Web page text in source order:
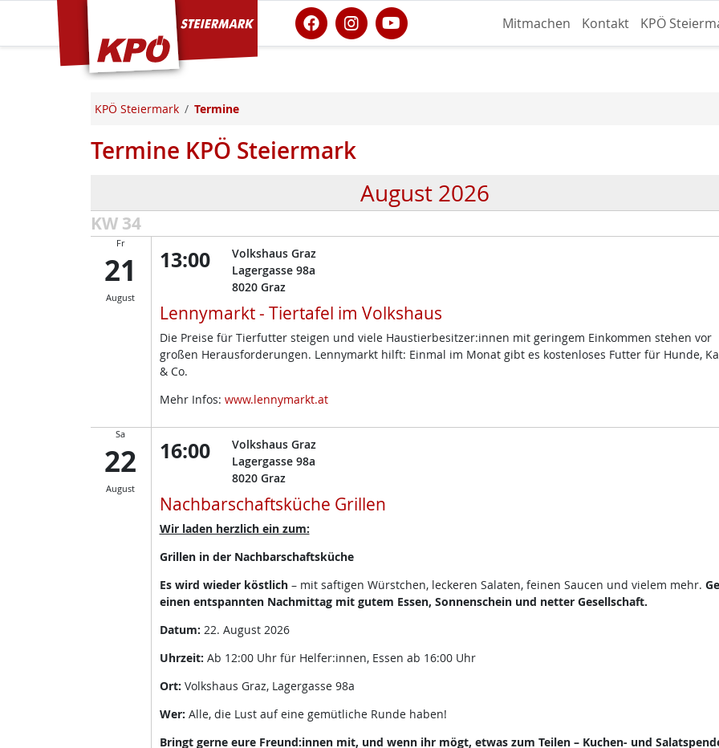
KPÖ Steiermark Mitmachen Kontakt KPÖ
KPÖ Steiermark Termine
Termine KPÖ Steiermark
August 2026
KW 34
Fr
21
August
13:00
Volkshaus Graz
Lagergasse 98a
8020 Graz
Lennymarkt - Tiertafel im Volkshaus
Die Preise für Tierfutter steigen und viele Haustierbesitzer:innen mit geringem Einkommen stehen vor
großen Herausforderungen. Lennymarkt hilft: Einmal im Monat gibt es kostenloses Futter für Hunde,
& Co.
Mehr Infos: www.lennymarkt.at
Sa
22
August
16:00
Volkshaus Graz
Lagergasse 98a
8020 Graz
Nachbarschaftsküche Grillen
Wir laden herzlich ein zum:
Grillen in der Nachbarschaftsküche
Es wird wieder köstlich – mit saftigen Würstchen, leckeren Salaten, feinen Saucen und vielem mehr.
einen entspannten Nachmittag mit gutem Essen, Sonnenschein und netter Gesellschaft.
Datum: 22. August 2026
Uhrzeit: Ab 12:00 Uhr für Helfer:innen, Essen ab 16:00 Uhr
Ort: Volkshaus Graz, Lagergasse 98a
Wer: Alle, die Lust auf eine gemütliche Runde haben!
Bringt gerne eure Freund:innen mit, und wenn ihr mögt, etwas zum Teilen – Kuchen- und